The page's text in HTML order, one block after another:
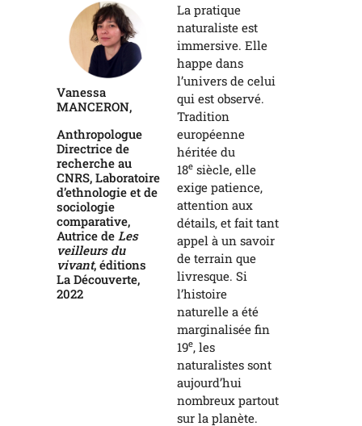
Vanessa
MANCERON,
Anthropologue
Directrice de
recherche au
CNRS, Laboratoire
d’ethnologie et de
sociologie
comparative,
Autrice de Les
veilleurs du
vivant, éditions
La Découverte,
2022
La pratique
naturaliste est
immersive. Elle
happe dans
l’univers de celui
qui est observé.
Tradition
européenne
héritée du
18e siècle, elle
exige patience,
attention aux
détails, et fait tant
appel à un savoir
de terrain que
livresque. Si
l’histoire
naturelle a été
marginalisée fin
19e, les
naturalistes sont
aujourd’hui
nombreux partout
sur la planète.